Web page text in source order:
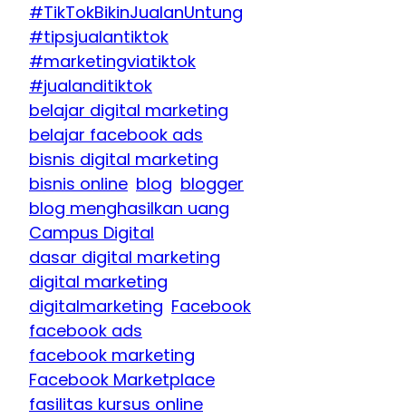
#TikTokBikinJualanUntung
#tipsjualantiktok
#marketingviatiktok
#jualanditiktok
belajar digital marketing
belajar facebook ads
bisnis digital marketing
bisnis online blog blogger
blog menghasilkan uang
Campus Digital
dasar digital marketing
digital marketing
digitalmarketing Facebook
facebook ads
facebook marketing
Facebook Marketplace
fasilitas kursus online